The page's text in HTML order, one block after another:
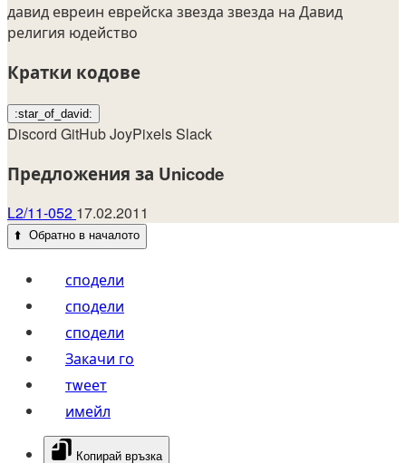
давид евреин еврейска звезда звезда на Давид
религия юдейство
Кратки кодове
:star_of_david:
Discord GitHubJoyPixelsSlack
Предложения за Unicode
L2/11-052 17.02.2011
⬆️ Обратно в началото
сподели
сподели
сподели
Закачи го
тwеет
имейл
Копирай връзка